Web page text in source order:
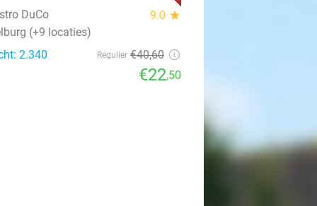
DuCo 9.0 star
(+9 locaties)
2.340
Regulier €40,60
€22,50